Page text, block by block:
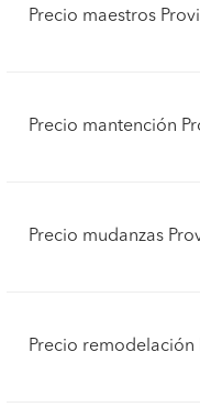
Precio maestros
Precio mantención
Precio mudanzas
Precio remodelación